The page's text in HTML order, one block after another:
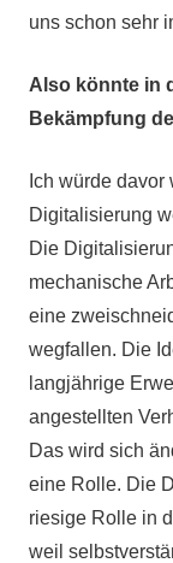
uns schon sehr
Also könnte in
Bekämpfung
Ich würde
Digitalisierung
Die
mechanische
eine
wegfallen. Die
langjährige
angestellten
Das wird sich
eine Rolle. Die
riesige Rolle in
weil